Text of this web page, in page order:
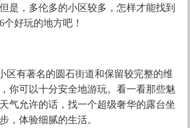
是，多伦多的小区较多，怎样才能找到
好玩的地方吧！
区有著名的圆石街道和保留较完整的维
你可以十分安全地游玩。看一看那些魅
气允许的话，找一个超级奢华的露台坐
，体验细腻的生活。